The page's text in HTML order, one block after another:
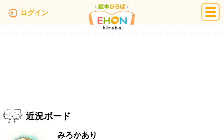
ログイン 絵本ひろば
近況ボード
みろかあり